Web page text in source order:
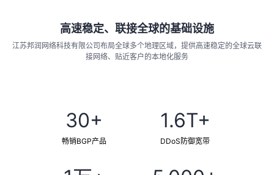
高速稳定、联接全球的基础设施
江苏邦润网络科技有限公司布局全球多个地理区域，提供高速稳定的全球云联
接网络、贴近客户的本地化服务
30+
畅销BGP产品
1.6T+
DDoS防御宽带